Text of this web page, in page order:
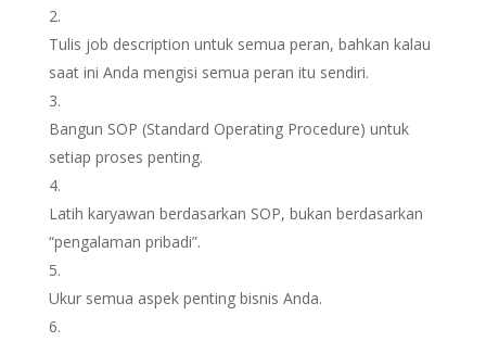
Tulis job description untuk semua peran, bahkan kalau
saat ini Anda mengisi semua peran itu sendiri.
Bangun SOP (Standard Operating Procedure) untuk
setiap proses penting.
Latih karyawan berdasarkan SOP, bukan berdasarkan
“pengalaman pribadi”.
Ukur semua aspek penting bisnis Anda.